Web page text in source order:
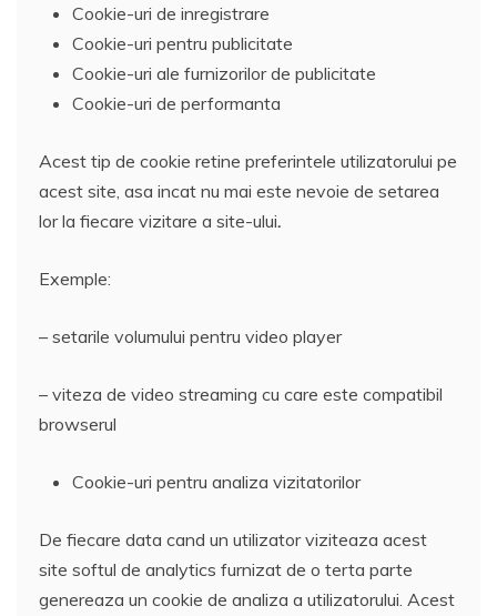
Cookie-uri de inregistrare
Cookie-uri pentru publicitate
Cookie-uri ale furnizorilor de publicitate
Cookie-uri de performanta
Acest tip de cookie retine preferintele utilizatorului pe
acest site, asa incat nu mai este nevoie de setarea
lor la fiecare vizitare a site-ului.
Exemple:
– setarile volumului pentru video player
– viteza de video streaming cu care este compatibil
browserul
Cookie-uri pentru analiza vizitatorilor
De fiecare data cand un utilizator viziteaza acest
site softul de analytics furnizat de o terta parte
genereaza un cookie de analiza a utilizatorului. Acest